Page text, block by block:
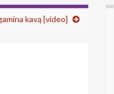
kavą [video]